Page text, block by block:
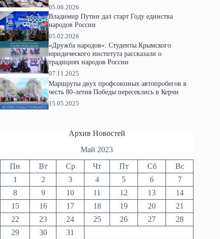
05.06.2026
Владимир Путин дал старт Году единства
народов России
05.02.2026
«Дружба народов»: Студенты Крымского
юридического института рассказали о
традициях народов России
07.11.2025
Маршруты двух профсоюзных автопробегов в
честь 80-летия Победы пересеклись в Керчи
15.05.2025
Архив Новостей
Май 2023
Пн Вт Ср Чт Пт Сб
Вс
1
2 3 4 5 6
7
8
9 10 11 12 13
14
15
16 17 18 19 20
21
22
23 24 25 26 27
28
29
30
31